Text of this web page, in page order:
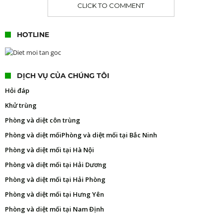
CLICK TO COMMENT
HOTLINE
DỊCH VỤ CỦA CHÚNG TÔI
Hỏi đáp
Khử trùng
Phòng và diệt côn trùng
Phòng và diệt mốiPhòng và diệt mối tại Bắc Ninh
Phòng và diệt mối tại Hà Nội
Phòng và diệt mối tại Hải Dương
Phòng và diệt mối tại Hải Phòng
Phòng và diệt mối tại Hưng Yên
Phòng và diệt mối tại Nam Định